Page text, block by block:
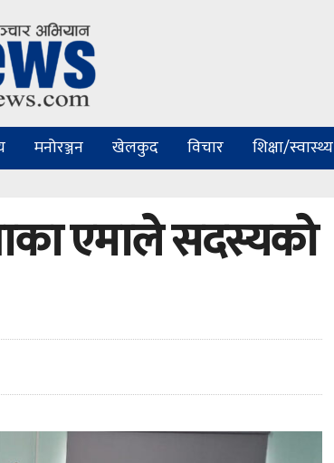
मनोरञ्जन खेलकुद विचार शिक्षा/स्वास्थ्य
एमाले सदस्यको